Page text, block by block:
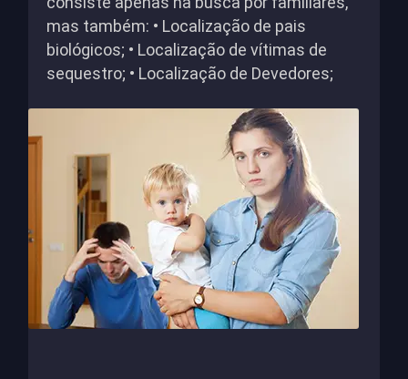
mas também: • Localização de pais
biológicos; • Localização de vítimas de
sequestro; • Localização de Devedores;